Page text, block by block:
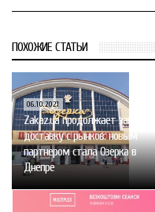
ПОХОЖИЕ СТАТЬИ
06.10.2021
Zakaz.ua продолжает запускать
доставку с рынков: новым
партнером стала Озерка в
Днепре